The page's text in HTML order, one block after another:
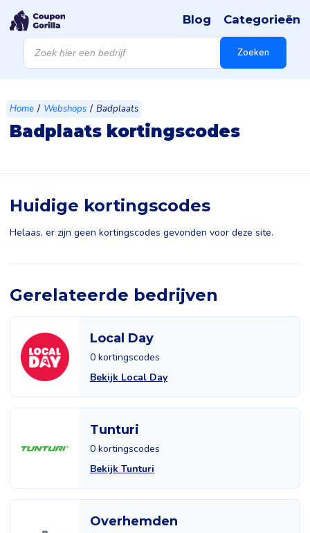
Products
search Zoeken
Blog Categorieën
Home / Webshops / Badplaats
Badplaats kortingscodes
Huidige kortingscodes
Helaas, er zijn geen kortingscodes gevonden voor deze site.
Gerelateerde bedrijven
Local Day
0 kortingscodes
Bekijk Local Day
Tunturi
0 kortingscodes
Bekijk Tunturi
Overhemden